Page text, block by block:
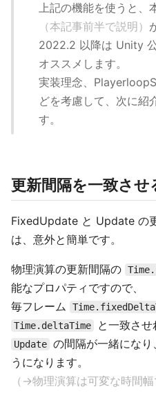
上記の機能を使うと、
（本記事前半で説明）
2022.2 以降は Unity
オススメします。
実装理念、
どを考慮して、次に紹
す。
更新間隔を一致させ
FixedUpdate と Update の
は、意外と簡単です。
物理演算の更新間隔の
能なプロパティですので、
毎フレーム
Time.deltaTime と一致させ
Update の間隔が一緒にな
うになります。
（→物理演算は可変な時間